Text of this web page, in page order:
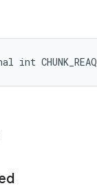
CHUNK_REAQ